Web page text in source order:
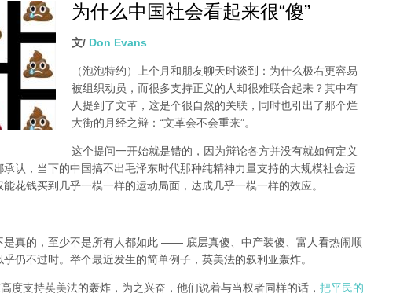
为什么中国社会看起来很“傻”
文/ Don Evans
（泡泡特约）
上个月和朋友聊天时谈到：为什么极右更容易
被组织动员，而很多支持正义的人却很难联合起来？其中有
人提到了文革，这是个很自然的关联，同时也引出了那个烂
大街的月经之辩：“文革会不会重来”。
这个提问一开始就是错的，因为辩论各方并没有就如何定义
认，当下的中国搞不出毛泽东时代那种纯精神力量支持的大规模社会运
花钱买到几乎一模一样的运动局面，达成几乎一模一样的效应。
是真的，至少不是所有人都如此 —— 底层真傻、中产装傻、富人看热闹顺
仍不过时。举个最近发生的简单例子，英美法的叙利亚轰炸。
度支持英美法的轰炸，为之兴奋，他们说着与当权者同样的话， 把平民的